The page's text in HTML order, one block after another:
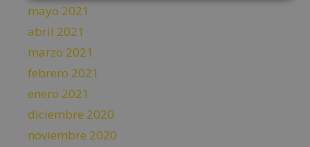
mayo 2021
abril 2021
marzo 2021
febrero 2021
enero 2021
diciembre 2020
noviembre 2020